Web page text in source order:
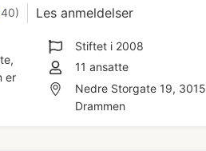
Les anmeldelser
er
Stiftet i 2008
11 ansatte
Nedre Storgate 19, 3015
Drammen